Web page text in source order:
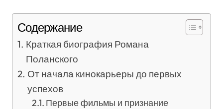
Содержание
Краткая биография Романа
Поланского
От начала кинокарьеры до первых
успехов
Первые фильмы и признание